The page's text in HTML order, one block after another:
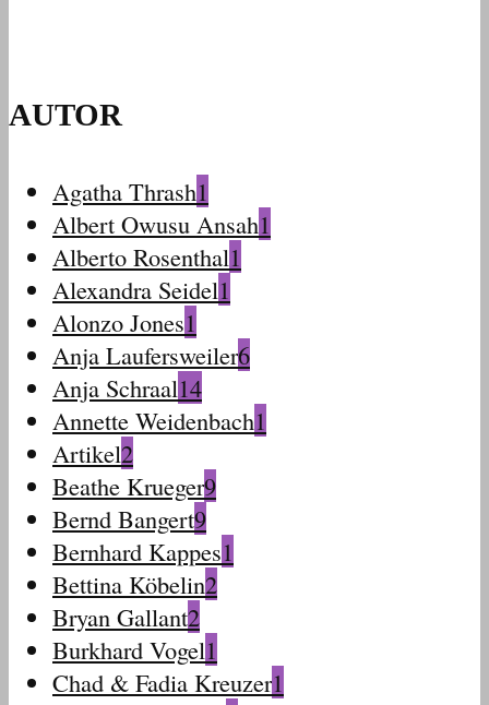
AUTOR
Agatha Thrash1
Albert Owusu Ansah1
Alberto Rosenthal1
Alexandra Seidel1
Alonzo Jones1
Anja Laufersweiler6
Anja Schraal14
Annette Weidenbach1
Artikel2
Beathe Krueger9
Bernd Bangert9
Bernhard Kappes1
Bettina Köbelin2
Bryan Gallant2
Burkhard Vogel1
Chad & Fadia Kreuzer1